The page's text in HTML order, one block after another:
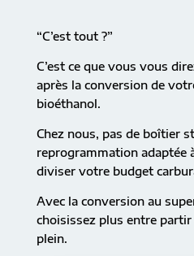
“C’est tout ?”
C’est ce que vous vous
après la conversion de
bioéthanol.
Chez nous, pas de boîtier
reprogrammation adaptée
diviser votre budget
Avec la conversion au
choisissez plus entre partir
plein.